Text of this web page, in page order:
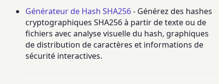
Générateur de Hash SHA256- Générez des hashes
cryptographiques SHA256 à partir de texte ou de
fichiers avec analyse visuelle du hash, graphiques
de distribution de caractères et informations de
sécurité interactives.